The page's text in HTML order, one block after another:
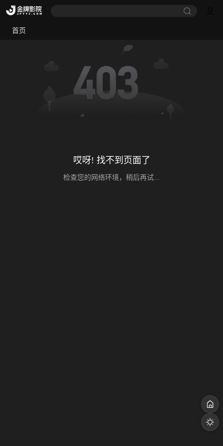
首页
哎呀! 找不到页面了
检查您的网络环境，稍后再试...